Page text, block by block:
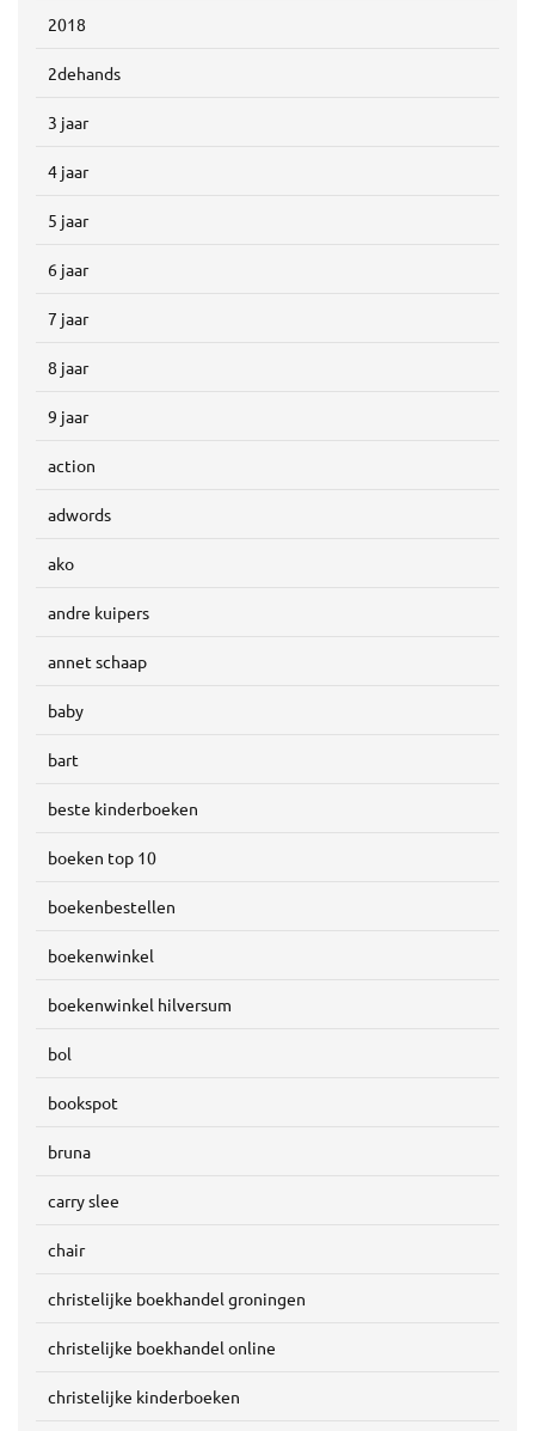
2018
2dehands
3 jaar
4 jaar
5 jaar
6 jaar
7 jaar
8 jaar
9 jaar
action
adwords
ako
andre kuipers
annet schaap
baby
bart
beste kinderboeken
boeken top 10
boekenbestellen
boekenwinkel
boekenwinkel hilversum
bol
bookspot
bruna
carry slee
chair
christelijke boekhandel groningen
christelijke boekhandel online
christelijke kinderboeken